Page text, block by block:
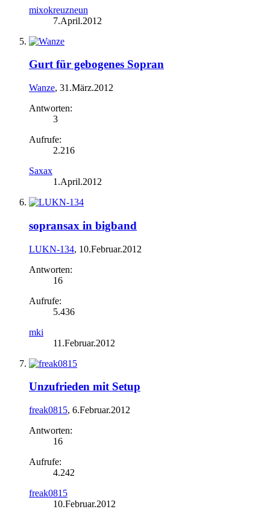
mixokreuzneun
7.April.2012
Gurt für gebogenes Sopran
Wanze, 31.März.2012
Antworten:
3
Aufrufe:
2.216
Saxax
1.April.2012
sopransax in bigband
LUKN-134, 10.Februar.2012
Antworten:
16
Aufrufe:
5.436
mki
11.Februar.2012
Unzufrieden mit Setup
freak0815, 6.Februar.2012
Antworten:
16
Aufrufe:
4.242
freak0815
10.Februar.2012